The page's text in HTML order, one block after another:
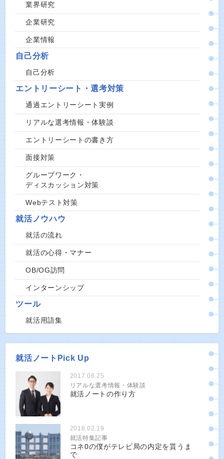
業界研究
企業研究
企業情報
自己分析
自己分析
エントリーシート・選考対策
通過エントリーシート実例
リアルな選考情報・体験談
エントリーシートの書き方
面接対策
グループワーク・
ディスカッション対策
Webテスト対策
就活ノウハウ
就活の流れ
就活の心得・マナー
OB/OG訪問
インターンシップ
ツール
就活用語集
就活ノートPick Up
2017.06.25
リアルな選考情報・体験談
就活ノートの作り方
2018.02.19
就活特集記事
コネ0の僕がテレビ局の内定を貰うま
で